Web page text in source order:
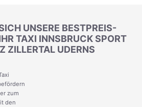
UNSERE BESTPREIS-
TAXI INNSBRUCK SPORT
ZILLERTAL UDERNS
zum
den